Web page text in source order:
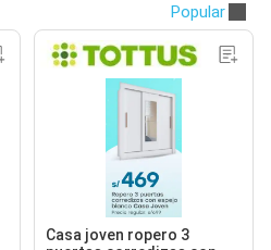
Popular
Casa joven ropero 3